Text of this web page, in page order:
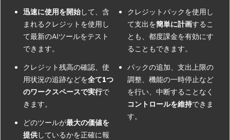
迅速に使用を開始して、含
まれるクレジットを使用し
て最新のAIツールをテスト
できます。
クレジット残高の確認、使
用状況の追跡などを全て1つ
のワークスペースで実行で
きます。
どのツールが最大の価値を
提供しているかを正確に報
クレジットパックを使用し
て支出を簡単に計画するこ
とも、都度課金を有効にす
ることもできます。
パックの追加、支出上限の
調整、機能の一時停止など
を行い、中断することなく
コントロールを維持できま
す。